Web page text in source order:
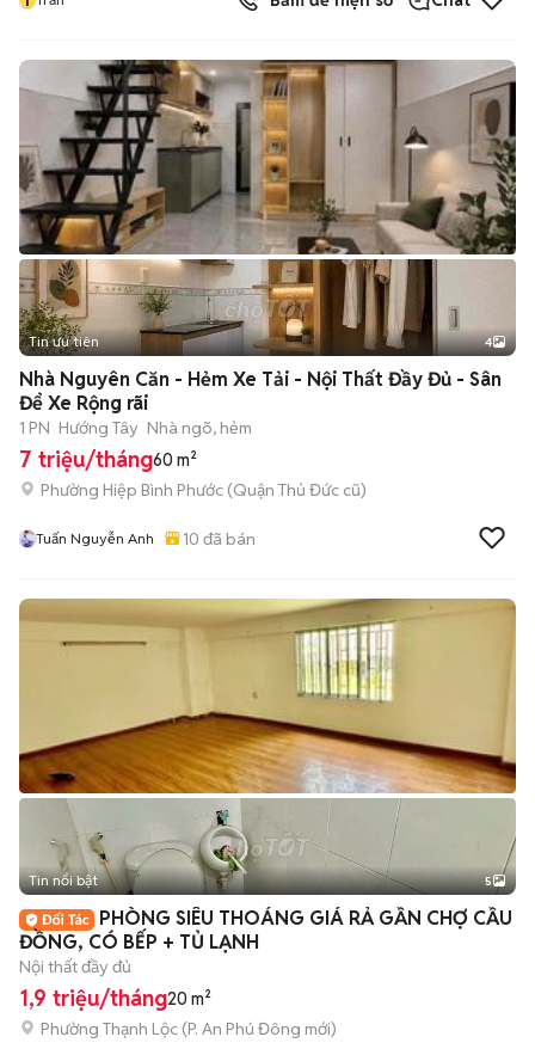
Tin ưu tiên 4
Nhà Nguyên Căn - Hẻm Xe Tải - Nội Thất Đầy Đủ - Sân
Để Xe Rộng rãi
1 PN Hướng Tây Nhà ngõ, hẻm
7 triệu/tháng60 m²
Phường Hiệp Bình Phước (Quận Thủ Đức cũ)
Tuấn Nguyễn Anh 10 đã bán
Tin nổi bật 5
PHÒNG SIÊU THOÁNG GIÁ RẢ GẦN CHỢ CẦU
ĐỒNG, CÓ BẾP + TỦ LẠNH
Nội thất đầy đủ
1,9 triệu/tháng20 m²
Phường Thạnh Lộc (P. An Phú Đông mới)